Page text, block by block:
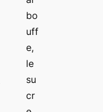
bo
uff
e,
le
su
cr